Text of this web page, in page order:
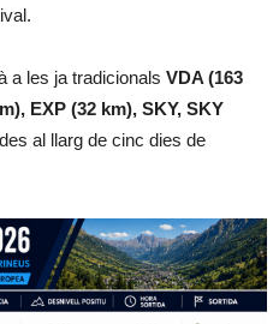
a les ja tradicionals VDA (163
EXP (32 km), SKY, SKY
al llarg de cinc dies de